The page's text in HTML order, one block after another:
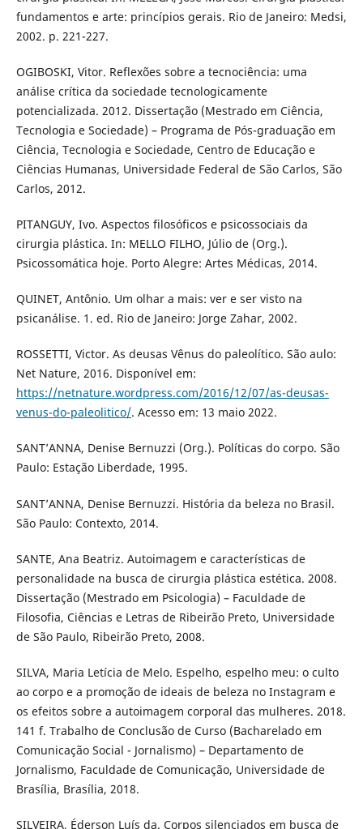
fundamentos e arte: princípios gerais. Rio de Janeiro: Medsi,
2002. p. 221-227.
OGIBOSKI, Vitor. Reflexões sobre a tecnociência: uma
análise crítica da sociedade tecnologicamente
potencializada. 2012. Dissertação (Mestrado em Ciência,
Tecnologia e Sociedade) – Programa de Pós-graduação em
Ciência, Tecnologia e Sociedade, Centro de Educação e
Ciências Humanas, Universidade Federal de São Carlos, São
Carlos, 2012.
PITANGUY, Ivo. Aspectos filosóficos e psicossociais da
cirurgia plástica. In: MELLO FILHO, Júlio de (Org.).
Psicossomática hoje. Porto Alegre: Artes Médicas, 2014.
QUINET, Antônio. Um olhar a mais: ver e ser visto na
psicanálise. 1. ed. Rio de Janeiro: Jorge Zahar, 2002.
ROSSETTI, Victor. As deusas Vênus do paleolítico. São aulo:
Net Nature, 2016. Disponível em:
https://netnature.wordpress.com/2016/12/07/as-deusas-
venus-do-paleolitico/. Acesso em: 13 maio 2022.
SANT’ANNA, Denise Bernuzzi (Org.). Políticas do corpo. São
Paulo: Estação Liberdade, 1995.
SANT’ANNA, Denise Bernuzzi. História da beleza no Brasil.
São Paulo: Contexto, 2014.
SANTE, Ana Beatriz. Autoimagem e características de
personalidade na busca de cirurgia plástica estética. 2008.
Dissertação (Mestrado em Psicologia) – Faculdade de
Filosofia, Ciências e Letras de Ribeirão Preto, Universidade
de São Paulo, Ribeirão Preto, 2008.
SILVA, Maria Letícia de Melo. Espelho, espelho meu: o culto
ao corpo e a promoção de ideais de beleza no Instagram e
os efeitos sobre a autoimagem corporal das mulheres. 2018.
141 f. Trabalho de Conclusão de Curso (Bacharelado em
Comunicação Social - Jornalismo) – Departamento de
Jornalismo, Faculdade de Comunicação, Universidade de
Brasília, Brasília, 2018.
SILVEIRA, Éderson Luís da. Corpos silenciados em busca de